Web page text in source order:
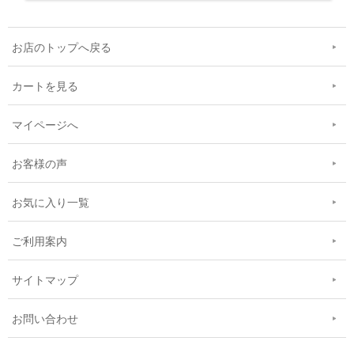
お店のトップへ戻る
カートを見る
マイページへ
お客様の声
お気に入り一覧
ご利用案内
サイトマップ
お問い合わせ